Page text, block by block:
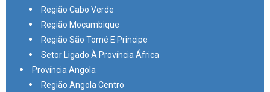
Região Cabo Verde
Região Moçambique
Região São Tomé E Principe
Setor Ligado À Província África
Província Angola
Região Angola Centro